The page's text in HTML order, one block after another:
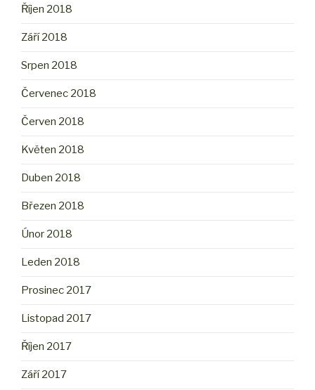
Říjen 2018
Září 2018
Srpen 2018
Červenec 2018
Červen 2018
Květen 2018
Duben 2018
Březen 2018
Únor 2018
Leden 2018
Prosinec 2017
Listopad 2017
Říjen 2017
Září 2017